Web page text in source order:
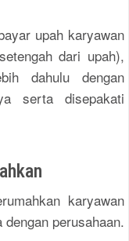
upah karyawan
dari upah),
dahulu dengan
serta disepakati
karyawan
perusahaan.